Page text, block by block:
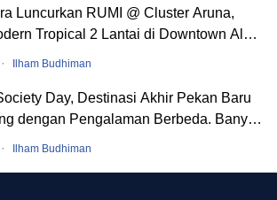
Luncurkan RUMI @ Cluster Aruna,
Tropical 2 Lantai di Downtown Alam
· Ilham Budhiman
Day, Destinasi Akhir Pekan Baru
dengan Pengalaman Berbeda. Banyak
· Ilham Budhiman